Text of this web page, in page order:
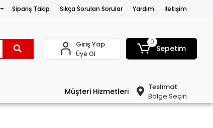
Sipariş Takip Sıkça Sorulan Sorular Yardım İletişim
Giriş Yap
Üye Ol
0
Sepetim
Müşteri Hizmetleri
Teslimat
Bölge Seçin